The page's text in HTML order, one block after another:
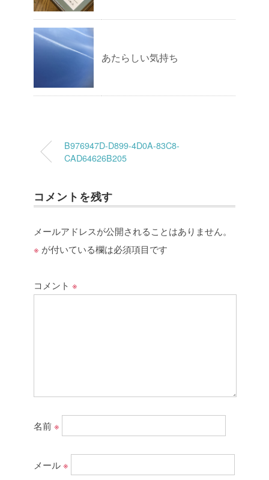
あたらしい気持ち
B976947D-D899-4D0A-83C8-
CAD64626B205
コメントを残す
メールアドレスが公開されることはありません。
※ が付いている欄は必須項目です
コメント ※
名前※
メール※